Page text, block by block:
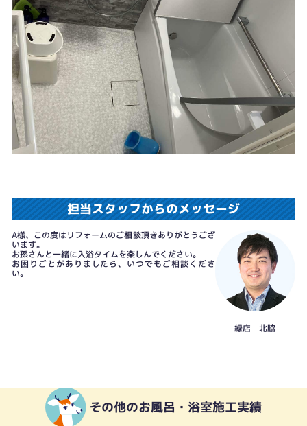
担当スタッフからのメッセージ
A様、この度はリフォームのご相談頂きありがとうござ
います。
お孫さんと一緒に入浴タイムを楽しんでください。
お困りごとがありましたら、いつでもご相談くださ
い。
緑店 北脇
その他のお風呂・浴室施工実績